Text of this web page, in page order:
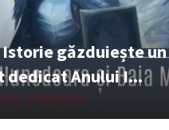
găzduiește un
dedicat Anului I...